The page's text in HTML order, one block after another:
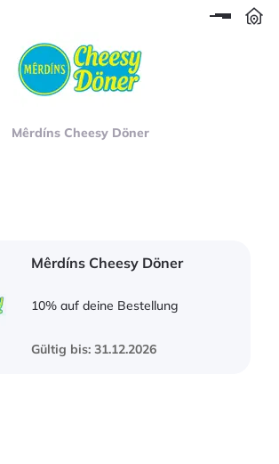
Mêrdíns Cheesy Döner
Mêrdíns Cheesy Döner
10% auf deine Bestellung
Gültig bis: 31.12.2026